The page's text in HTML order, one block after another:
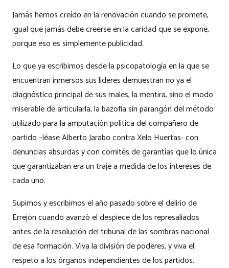
Jamás hemos creído en la renovación cuando se promete,
igual que jamás debe creerse en la caridad que se expone,
porque eso es simplemente publicidad.
Lo que ya escribimos desde la psicopatología en la que se
encuentran inmersos sus líderes demuestran no ya el
diagnóstico principal de sus males, la mentira, sino el modo
miserable de articularla, la bazofia sin parangón del método
utilizado para la amputación política del compañero de
partido –léase Alberto Jarabo contra Xelo Huertas- con
denuncias absurdas y con comités de garantías que lo única
que garantizaban era un traje a medida de los intereses de
cada uno.
Supimos y escribimos el año pasado sobre el delirio de
Errejón cuando avanzó el despiece de los represaliados
antes de la resolución del tribunal de las sombras nacional
de esa formación. Viva la división de poderes, y viva el
respeto a los órganos independientes de los partidos.